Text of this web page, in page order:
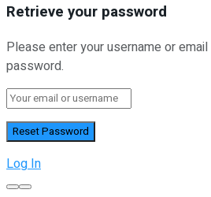
Retrieve your password
Please enter your username or
password.
Log In